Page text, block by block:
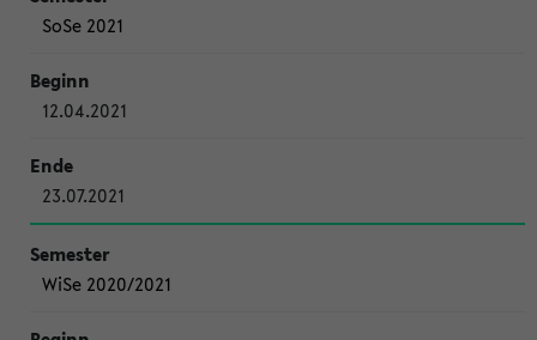
SoSe 2021
12.04.2021
23.07.2021
WiSe 2020/2021